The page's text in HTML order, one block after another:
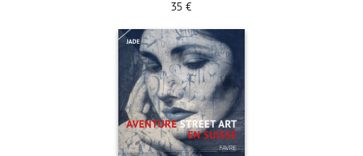
35 €